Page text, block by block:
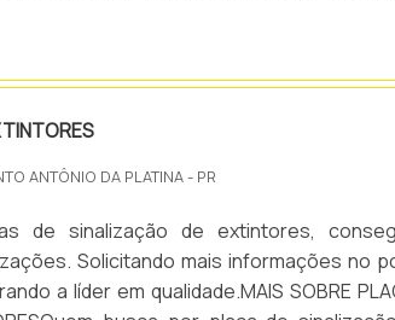
dos estabelecimentos, de onde
em polietileno d.
ANTÔNIO DA PLATINA - PR
de sinalização de extintores,
Solicitando mais informações no
a líder em qualidade.MAIS SOBRE